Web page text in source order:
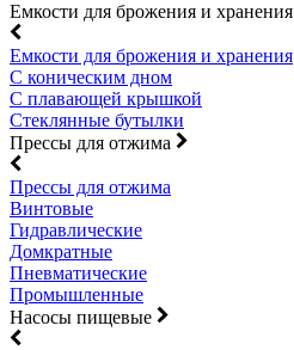
Емкости для брожения и хранения
Емкости для брожения и хранения
С коническим дном
С плавающей крышкой
Стеклянные бутылки
Прессы для отжима
Прессы для отжима
Винтовые
Гидравлические
Домкратные
Пневматические
Промышленные
Насосы пищевые